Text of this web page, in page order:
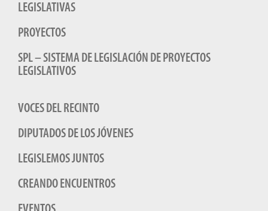
LEGISLATIVAS
PROYECTOS
SPL – SISTEMA DE LEGISLACIÓN DE PROYECTOS
LEGISLATIVOS
VOCES DEL RECINTO
DIPUTADOS DE LOS JÓVENES
LEGISLEMOS JUNTOS
CREANDO ENCUENTROS